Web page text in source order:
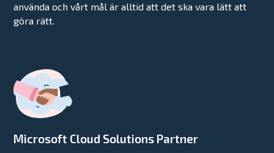
använda och vårt mål är alltid att det ska vara lätt att
göra rätt.
Microsoft Cloud Solutions Partner